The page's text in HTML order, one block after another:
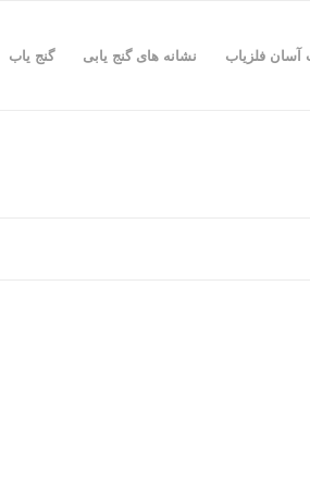
فلزیاب نشانه های گنج یابی گنج یاب